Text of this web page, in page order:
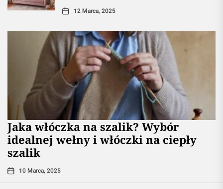
12 Marca, 2025
Jaka włóczka na szalik? Wybór
idealnej wełny i włóczki na ciepły
szalik
10 Marca, 2025